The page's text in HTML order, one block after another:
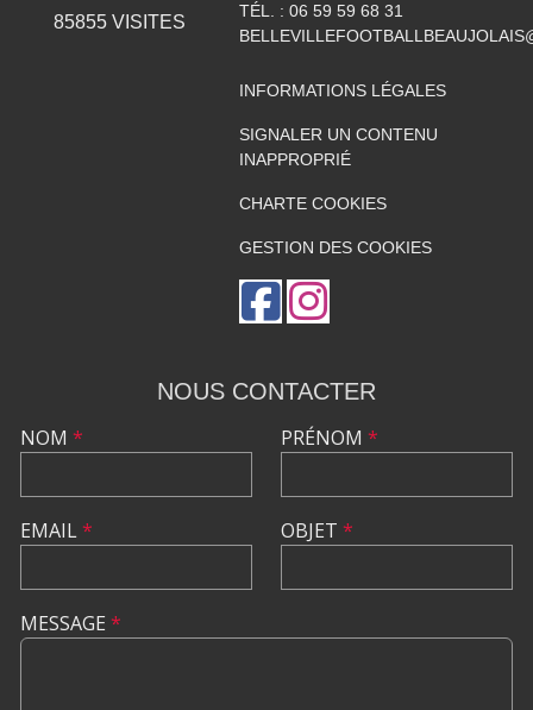
85855VISITES
TÉL. : 06 59 59 68 31
INFORMATIONS LÉGALES
SIGNALER UN CONTENU
INAPPROPRIÉ
CHARTE COOKIES
GESTION DES COOKIES
NOUS CONTACTER
NOM *
EMAIL*
PRÉNOM *
OBJET *
MESSAGE *